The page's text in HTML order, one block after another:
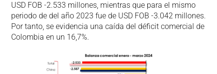
USD FOB -2.533 millones, mientras que para el mismo
periodo de del año 2023 fue de USD FOB -3.042 millones.
Por tanto, se evidencia una caída del déficit comercial de
Colombia en un 16,7%.